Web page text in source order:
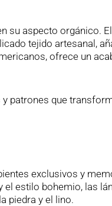
su aspecto orgánico.
tejido artesanal,
ofrece un
patrones que
exclusivos y
estilo bohemio, las
piedra y el lino.